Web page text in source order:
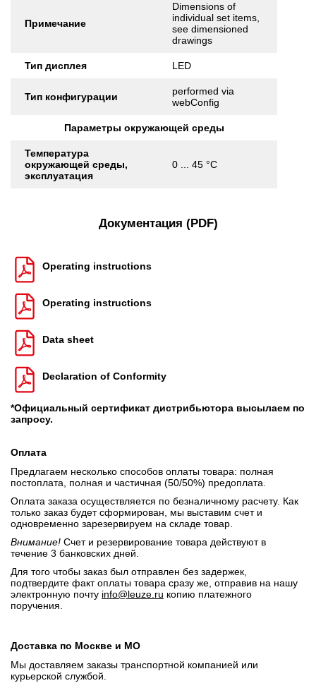
Примечание
Dimensions of
individual set items,
see dimensioned
drawings
Тип дисплея LED
Тип конфигурации
performed via
webConfig
Параметры окружающей среды
Температура
окружающей среды,
эксплуатация
0 ... 45 °C
Документация (PDF)
Operating instructions
Operating instructions
Data sheet
Declaration of Conformity
*Официальный сертификат дистрибьютора высылаем по
запросу.
Оплата
Предлагаем несколько способов оплаты товара: полная
постоплата, полная и частичная (50/50%) предоплата.
Оплата заказа осуществляется по безналичному расчету. Как
только заказ будет сформирован, мы выставим счет и
одновременно зарезервируем на складе товар.
Внимание! Счет и резервирование товара действуют в
течение 3 банковских дней.
Для того чтобы заказ был отправлен без задержек,
подтвердите факт оплаты товара сразу же, отправив на нашу
электронную почту info@leuze.ru копию платежного
поручения.
Доставка по Москве и МО
Мы доставляем заказы транспортной компанией или
курьерской службой.